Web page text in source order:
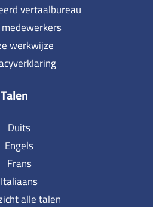
vertaalbureau
medewerkers
werkwijze
Talen
Duits
Engels
Frans
Italiaans
alle talen